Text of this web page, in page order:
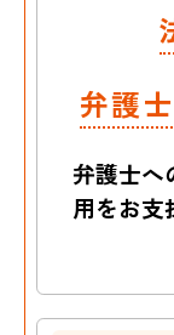
弁護
弁護士へ
用をお支